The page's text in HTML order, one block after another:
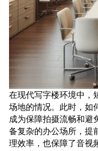
在现代写字楼环境中，
场地的情况。此时，如
成为保障拍摄流畅和避
备复杂的办公场所，提
理效率，也保障了音视